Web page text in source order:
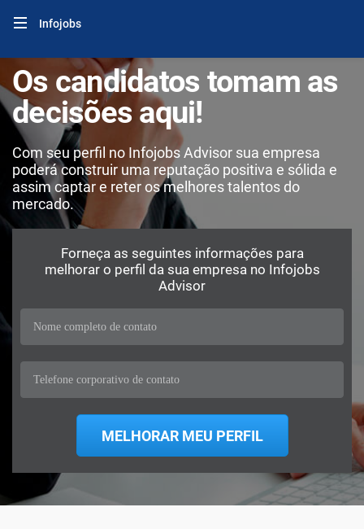
Infojobs
Os candidatos tomam as
decisões aqui!
Com seu perfil no Infojobs Advisor sua empresa
poderá construir uma reputação positiva e sólida e
assim captar e reter os melhores talentos do
mercado.
Forneça as seguintes informações para
melhorar o perfil da sua empresa no Infojobs
Advisor